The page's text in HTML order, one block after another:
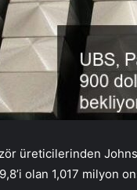
üreticilerinden
olan 1,017 milyon